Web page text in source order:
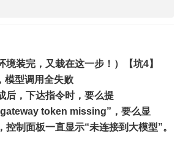
境装完，又栽在这一步！）
【坑4】
模型调用全失败
后，下达指令时，要么提
token missing”，要么显
控制面板一直显示“未连接到大模型”。